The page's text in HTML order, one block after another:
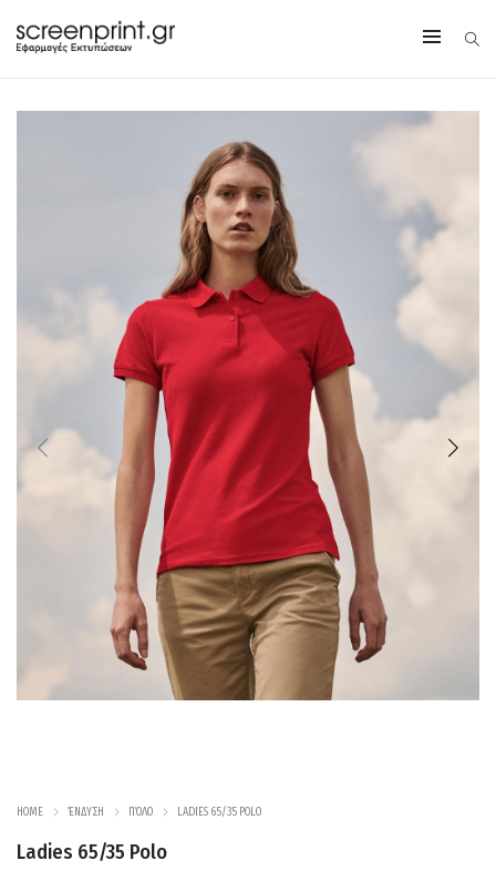
HOME ΈΝΔΥΣΗ ΠΌΛΟ LADIES 65/35 POLO
Ladies 65/35 Polo